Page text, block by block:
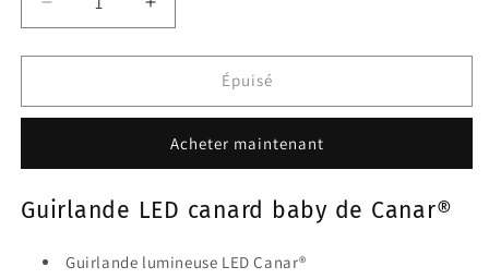
Réduire
la
quantité
Guirlande
Bébé
Augmenter
la
quantité
Guirlande
Canard
Bébé
Épuisé
Acheter maintenant
Guirlande LED canard baby de Canar®
Guirlande lumineuse LED Canar®